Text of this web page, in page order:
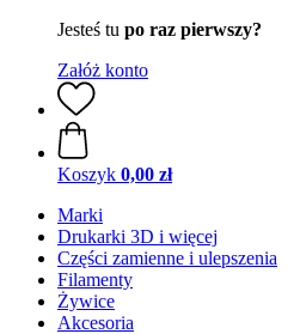
Jesteś tu po raz pierwszy?
Załóż konto
Koszyk 0,00 zł
Marki
Drukarki 3D i więcej
Części zamienne i ulepszenia
Filamenty
Żywice
Akcesoria